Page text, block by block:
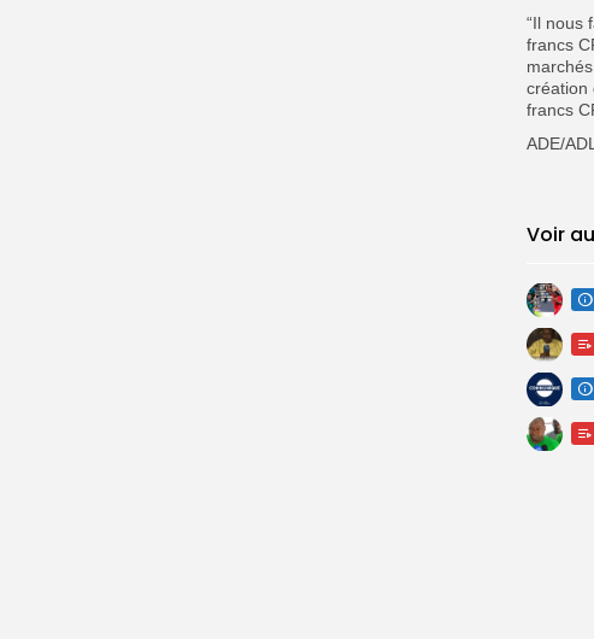
“Il nous
francs
création
francs
ADE/
Voir